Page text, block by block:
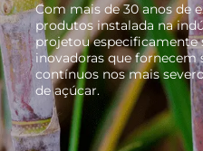
Com mais de 30 anos de
produtos instalada na
projetou especificamente
inovadoras que fornecem
contínuos nos mais
de açúcar.